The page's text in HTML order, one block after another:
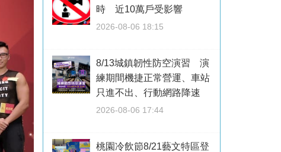
時 近10萬戶受影響
2026-08-06 18:15
8/13城鎮韌性防空演習 演
練期間機捷正常營運、車站
只進不出、行動網路降速
2026-08-06 17:44
桃園冷飲節8/21藝文特區登